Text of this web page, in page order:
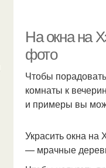
На окна на
фото
Чтобы
комнаты к
и примеры вы
Украсить окна
— мрачные